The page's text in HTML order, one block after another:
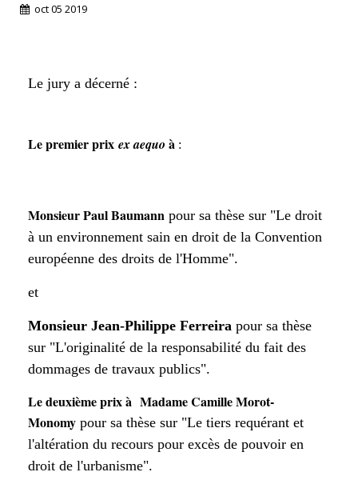
oct05 2019
Le jury a décerné :
Le premier prix ex aequo à :
Monsieur Paul Baumann pour sa thèse sur "Le droit
à un environnement sain en droit de la Convention
européenne des droits de l'Homme".
et
Monsieur Jean-Philippe Ferreira pour sa thèse
sur "L'originalité de la responsabilité du fait des
dommages de travaux publics".
Le deuxième prix à Madame Camille Morot-
Monomy pour sa thèse sur "Le tiers requérant et
l'altération du recours pour excès de pouvoir en
droit de l'urbanisme".